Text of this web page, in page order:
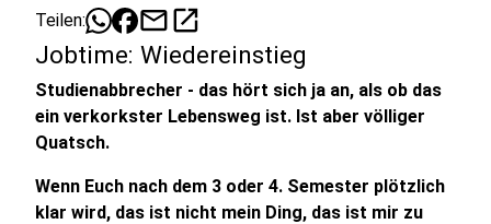
Teilen: mailopen_in_new
Jobtime: Wiedereinstieg
Studienabbrecher - das hört sich ja an, als ob das
ein verkorkster Lebensweg ist. Ist aber völliger
Quatsch.
Wenn Euch nach dem 3 oder 4. Semester plötzlich
klar wird, das ist nicht mein Ding, das ist mir zu